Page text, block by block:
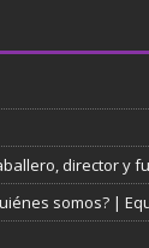
director y
somos? |